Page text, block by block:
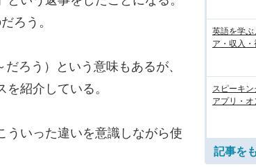
ろう。
ろう）という意味もあるが、
紹介している。
ういった違いを意識しながら使
英語を学ぶ
ア・収入
スピーキン
アプリ・
記事を